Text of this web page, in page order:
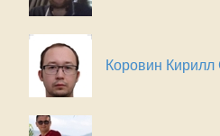
Коровин Кирилл